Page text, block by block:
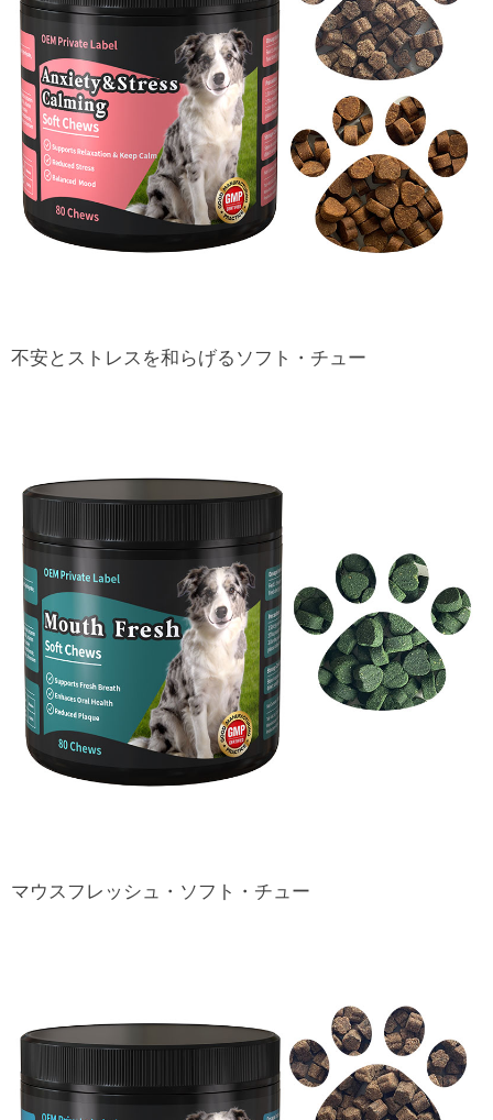
不安とストレスを和らげるソフト・チュー
マウスフレッシュ・ソフト・チュー